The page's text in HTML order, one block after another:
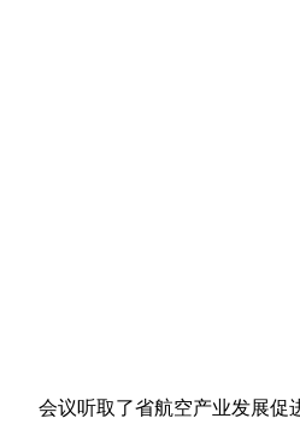
会议听取了省航空产业发展促